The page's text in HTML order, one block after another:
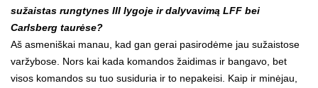
sužaistas rungtynes III lygoje ir dalyvavimą LFF bei
Carlsberg taurėse?
Aš asmeniškai manau, kad gan gerai pasirodėme jau sužaistose
varžybose. Nors kai kada komandos žaidimas ir bangavo, bet
visos komandos su tuo susiduria ir to nepakeisi. Kaip ir minėjau,